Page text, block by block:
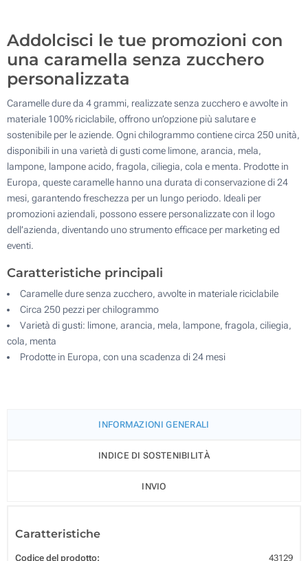
Addolcisci le tue promozioni con
una caramella senza zucchero
personalizzata
Caramelle dure da 4 grammi, realizzate senza zucchero e avvolte in
materiale 100% riciclabile, offrono un’opzione più salutare e
sostenibile per le aziende. Ogni chilogrammo contiene circa 250 unità,
disponibili in una varietà di gusti come limone, arancia, mela,
lampone, lampone acido, fragola, ciliegia, cola e menta. Prodotte in
Europa, queste caramelle hanno una durata di conservazione di 24
mesi, garantendo freschezza per un lungo periodo. Ideali per
promozioni aziendali, possono essere personalizzate con il logo
dell’azienda, diventando uno strumento efficace per marketing ed
eventi.
Caratteristiche principali
Caramelle dure senza zucchero, avvolte in materiale riciclabile
Circa 250 pezzi per chilogrammo
Varietà di gusti: limone, arancia, mela, lampone, fragola, ciliegia,
cola, menta
Prodotte in Europa, con una scadenza di 24 mesi
INFORMAZIONI GENERALI
INDICE DI SOSTENIBILITÀ
INVIO
Caratteristiche
Codice del prodotto: 43129